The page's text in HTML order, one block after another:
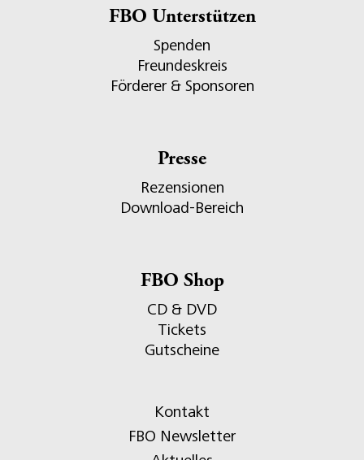
FBO Unterstützen
Spenden
Freundeskreis
Förderer & Sponsoren
Presse
Rezensionen
Download-Bereich
FBO Shop
CD & DVD
Tickets
Gutscheine
Kontakt
FBO Newsletter